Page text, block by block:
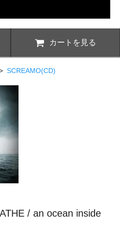
カートを見る
SCREAMO(CD)
/ an ocean inside